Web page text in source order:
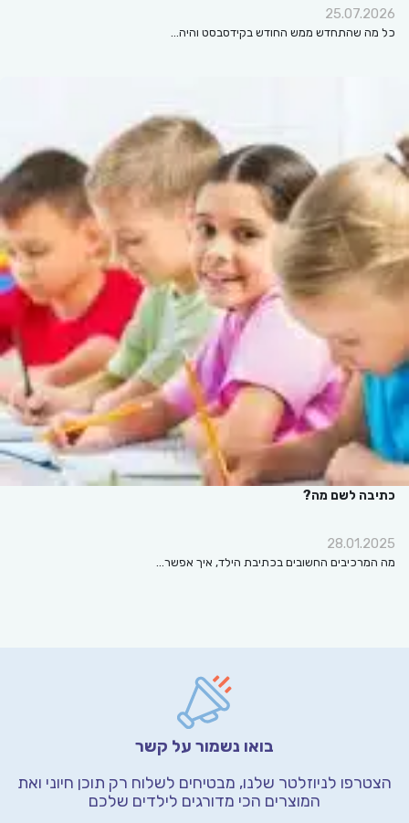
25.07.2026
כל מה שהתחדש ממש החודש בקידסבסט והיה…
כתיבה לשם מה?
28.01.2025
מה המרכיבים החשובים בכתיבת הילד, איך אפשר…
בואו נשמור על קשר
הצטרפו לניוזלטר שלנו, מבטיחים לשלוח רק תוכן חיוני ואת
המוצרים הכי מדורגים לילדים שלכם